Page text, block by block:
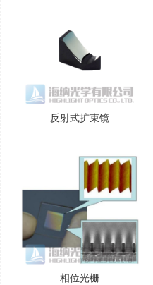
反射式扩束镜
相位光栅